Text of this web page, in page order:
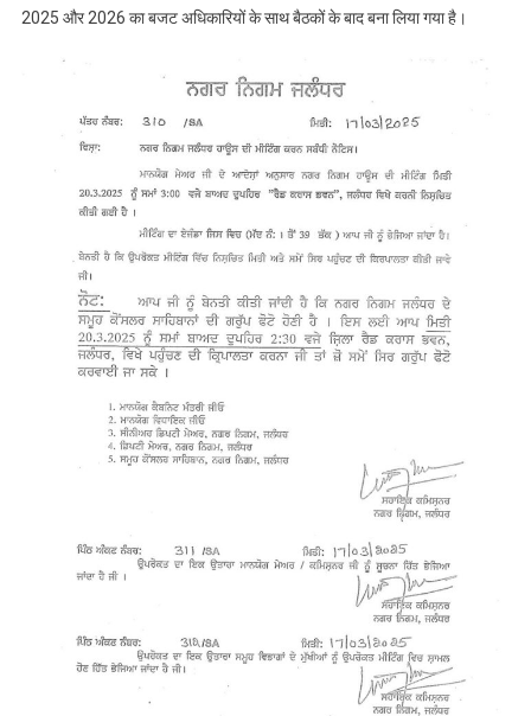
2025 और 2026 का बजट अधिकारियों के साथ बैठकों के बाद बना लिया गया है।